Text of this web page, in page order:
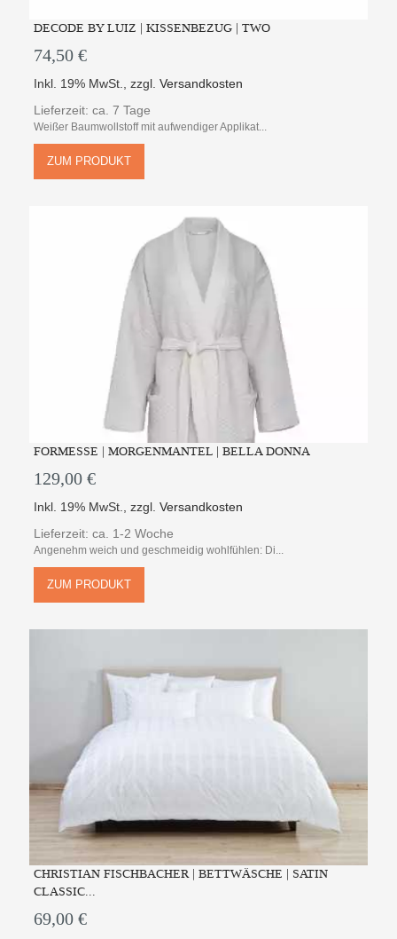
DECODE BY LUIZ | KISSENBEZUG | TWO
74,50 €
Inkl. 19% MwSt. ,zzgl.Versandkosten
Lieferzeit: ca. 7 Tage
Weißer Baumwollstoff mit aufwendiger Applikat...
ZUM PRODUKT
FORMESSE | MORGENMANTEL | BELLA DONNA
129,00 €
Inkl. 19% MwSt. ,zzgl.Versandkosten
Lieferzeit: ca. 1-2 Woche
Angenehm weich und geschmeidig wohlfühlen: Di...
ZUM PRODUKT
CHRISTIAN FISCHBACHER | BETTWÄSCHE | SATIN
CLASSIC...
69,00 €